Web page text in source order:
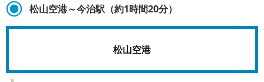
松山空港～今治駅（約1時間20分）
松山空港